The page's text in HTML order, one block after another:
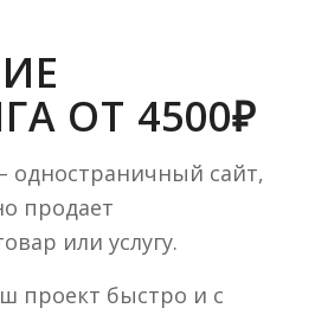
ОТ 4500₽
одностраничный сайт,
продает
или услугу.
проект быстро и с